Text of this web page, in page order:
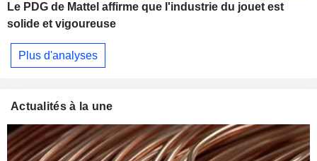
Le PDG de Mattel affirme que l'industrie du jouet est
solide et vigoureuse
Plus d'analyses
Actualités à la une